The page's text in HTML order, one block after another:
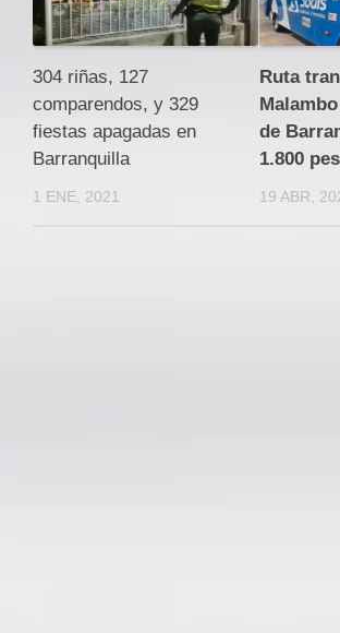
304 riñas, 127
comparendos, y 329
fiestas apagadas en
Barranquilla
1 ENE, 2021
Ruta
de
1.800
19 ABR,